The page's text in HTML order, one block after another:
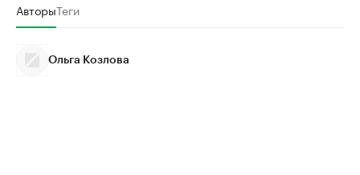
АвторыТеги
Ольга Козлова